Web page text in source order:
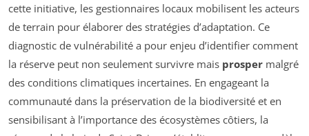
cette initiative, les gestionnaires locaux mobilisent les acteurs
de terrain pour élaborer des stratégies d’adaptation. Ce
diagnostic de vulnérabilité a pour enjeu d’identifier comment
la réserve peut non seulement survivre mais prosper malgré
des conditions climatiques incertaines. En engageant la
communauté dans la préservation de la biodiversité et en
sensibilisant à l’importance des écosystèmes côtiers, la